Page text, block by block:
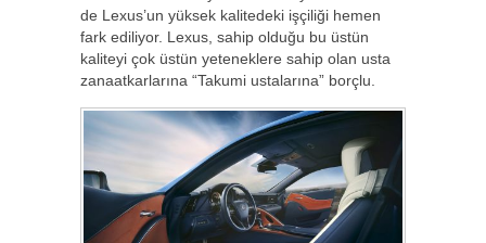
de Lexus’un yüksek kalitedeki işçiliği hemen
fark ediliyor. Lexus, sahip olduğu bu üstün
kaliteyi çok üstün yeteneklere sahip olan usta
zanaatkarlarına “Takumi ustalarına” borçlu.